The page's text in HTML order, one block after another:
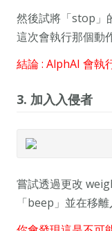
然後試將「stop」
這次會執行那個動
結論 : AlphAI 會執
3. 加入入侵者
嘗試透過更改
「beep」並在移